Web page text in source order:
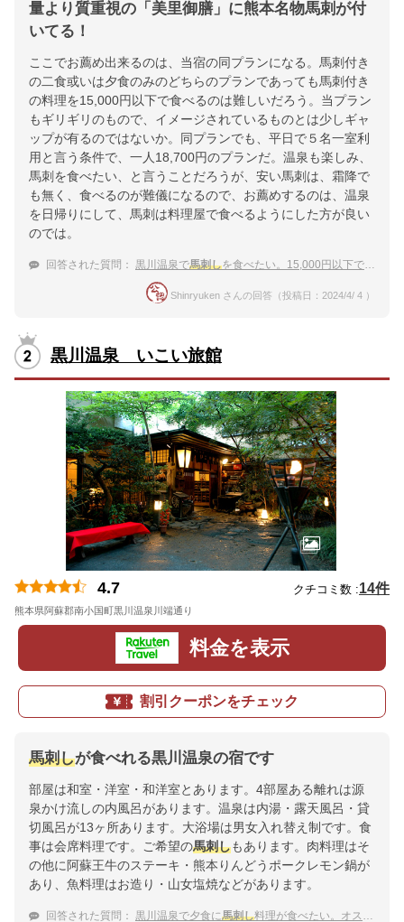
量より質重視の「美里御膳」に熊本名物馬刺が付
いてる！
ここでお薦め出来るのは、当宿の同プランになる。馬刺付き
の二食或いは夕食のみのどちらのプランであっても馬刺付き
の料理を15,000円以下で食べるのは難しいだろう。当プラン
もギリギリのもので、イメージされているものとは少しギャ
ップが有るのではないか。同プランでも、平日で５名一室利
用と言う条件で、一人18,700円のプランだ。温泉も楽しみ、
馬刺を食べたい、と言うことだろうが、安い馬刺は、霜降で
も無く、食べるのが難儀になるので、お薦めするのは、温泉
を日帰りにして、馬刺は料理屋で食べるようにした方が良い
のでは。
回答された質問： 黒川温泉で馬刺しを食べたい。15,000円以下で泊まれる宿はありますか？
Shinryuken さんの回答（投稿日：2024/4/ 4 ）
黒川温泉 いこい旅館
4.7 クチコミ数 :14件
熊本県阿蘇郡南小国町黒川温泉川端通り
料金を表示
割引クーポンをチェック
馬刺しが食べれる黒川温泉の宿です
部屋は和室・洋室・和洋室とあります。4部屋ある離れは源
泉かけ流しの内風呂があります。温泉は内湯・露天風呂・貸
切風呂が13ヶ所あります。大浴場は男女入れ替え制です。食
事は会席料理です。ご希望の馬刺しもあります。肉料理はそ
の他に阿蘇王牛のステーキ・熊本りんどうポークレモン鍋が
あり、魚料理はお造り・山女塩焼などがあります。
回答された質問： 黒川温泉で夕食に馬刺し料理が食べたい。オススメの宿を教えて！